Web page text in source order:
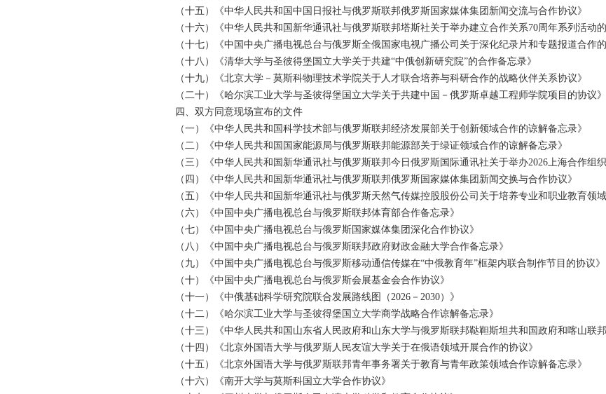
（十五）《中华人民共和国中国日报社与俄罗斯联邦俄罗斯国家媒体集团新闻交流与合作协议》
（十六）《中华人民共和国新华通讯社与俄罗斯联邦塔斯社关于举办建立合作关系70周年系列活动的
（十七）《中国中央广播电视总台与俄罗斯全俄国家电视广播公司关于深化纪录片和专题报道合作的
（十八）《清华大学与圣彼得堡国立大学关于共建“中俄创新研究院”的合作备忘录》
（十九）《北京大学－莫斯科物理技术学院关于人才联合培养与科研合作的战略伙伴关系协议》
（二十）《哈尔滨工业大学与圣彼得堡国立大学关于共建中国－俄罗斯卓越工程师学院项目的协议》
四、双方同意现场宣布的文件
（一）《中华人民共和国科学技术部与俄罗斯联邦经济发展部关于创新领域合作的谅解备忘录》
（二）《中华人民共和国国家能源局与俄罗斯联邦能源部关于绿证领域合作的谅解备忘录》
（三）《中华人民共和国新华通讯社与俄罗斯联邦今日俄罗斯国际通讯社关于举办2026上海合作组
（四）《中华人民共和国新华通讯社与俄罗斯联邦俄罗斯国家媒体集团新闻交换与合作协议》
（五）《中华人民共和国新华通讯社与俄罗斯天然气传媒控股股份公司关于培养专业和职业教育领
（六）《中国中央广播电视总台与俄罗斯联邦体育部合作备忘录》
（七）《中国中央广播电视总台与俄罗斯国家媒体集团深化合作协议》
（八）《中国中央广播电视总台与俄罗斯联邦政府财政金融大学合作备忘录》
（九）《中国中央广播电视总台与俄罗斯移动通信传媒在“中俄教育年”框架内联合制作节目的协议》
（十）《中国中央广播电视总台与俄罗斯会展基金会合作协议》
（十一）《中俄基础科学研究院联合发展路线图（2026－2030）》
（十二）《哈尔滨工业大学与圣彼得堡国立大学商学战略合作谅解备忘录》
（十三）《中华人民共和国山东省人民政府和山东大学与俄罗斯联邦鞑靼斯坦共和国政府和喀山联
（十四）《北京外国语大学与俄罗斯人民友谊大学关于在俄语领域开展合作的协议》
（十五）《北京外国语大学与俄罗斯联邦青年事务署关于教育与青年政策领域合作谅解备忘录》
（十六）《南开大学与莫斯科国立大学合作协议》